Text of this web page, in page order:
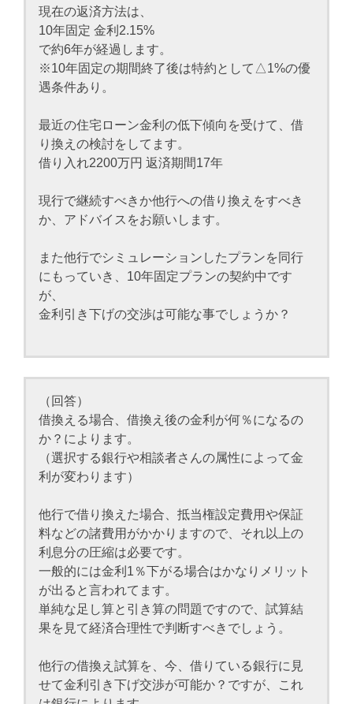
現在の返済方法は、
10年固定 金利2.15%
で約6年が経過します。
※10年固定の期間終了後は特約として△1%の優
遇条件あり。
最近の住宅ローン金利の低下傾向を受けて、借
り換えの検討をしてます。
借り入れ2200万円 返済期間17年
現行で継続すべきか他行への借り換えをすべき
か、アドバイスをお願いします。
また他行でシミュレーションしたプランを同行
にもっていき、10年固定プランの契約中です
が、
金利引き下げの交渉は可能な事でしょうか？
（回答）
借換える場合、借換え後の金利が何％になるの
か？によります。
（選択する銀行や相談者さんの属性によって金
利が変わります）
他行で借り換えた場合、抵当権設定費用や保証
料などの諸費用がかかりますので、それ以上の
利息分の圧縮は必要です。
一般的には金利1％下がる場合はかなりメリット
が出ると言われてます。
単純な足し算と引き算の問題ですので、試算結
果を見て経済合理性で判断すべきでしょう。
他行の借換え試算を、今、借りている銀行に見
せて金利引き下げ交渉が可能か？ですが、これ